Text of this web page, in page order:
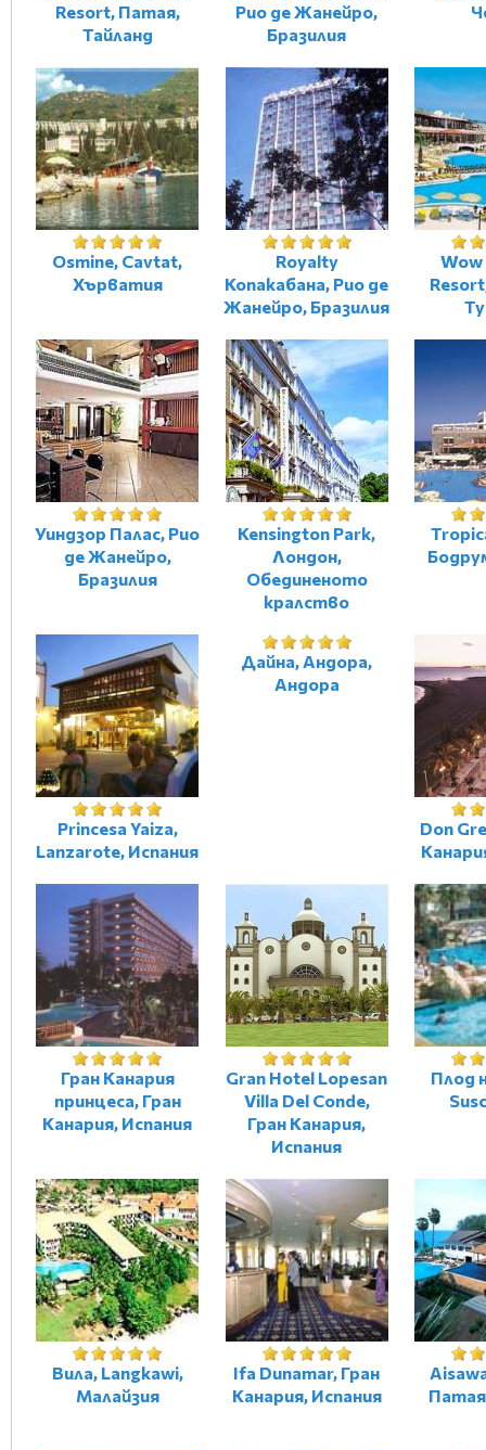
Resort, Патая,
Тайланд
Рио де Жанейро,
Бразилия
Osmine, Cavtat,
Хърватия
Royalty
Копакабана, Рио де
Жанейро, Бразилия
Wow
Уиндзор Палас, Рио
де Жанейро,
Бразилия
Kensington Park,
Лондон,
Обединеното
кралство
Princesa Yaiza,
Lanzarote, Испания
Дайна, Андора,
Андора
Don
Гран Канария
принцеса, Гран
Канария, Испания
Gran Hotel Lopesan
Villa Del Conde,
Гран Канария,
Испания
Плод
Вила, Langkawi,
Малайзия
Ifa Dunamar, Гран
Канария, Испания